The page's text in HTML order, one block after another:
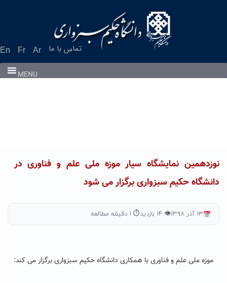
En Fr Ar تماس با ما
MENU
نوزدهمین نمایشگاه سیار موزه ملی علم و فناوری در
دانشگاه حکیم سبزواری برگزار می شود
۱۳ آذر ۱۳۹۸ 👁 ۱۴ بازدید ⏱ ۱ دقیقه مطالعه
موزه ملی علم و فناوری با همکاری دانشگاه حکیم سبزواری برگزار می کند: